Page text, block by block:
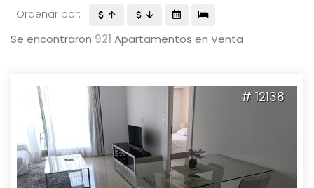
Ordenar por:
Se encontraron 921 Apartamentos en Venta
# 12138